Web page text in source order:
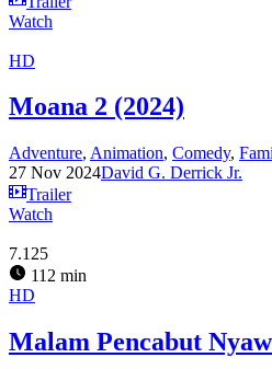
Watch
HD
Moana 2 (2024)
Adventure, Animation, Comedy,
27 Nov 2024David G. Derrick Jr.
Trailer
Watch
7.125
112 min
HD
Malam Pencabut